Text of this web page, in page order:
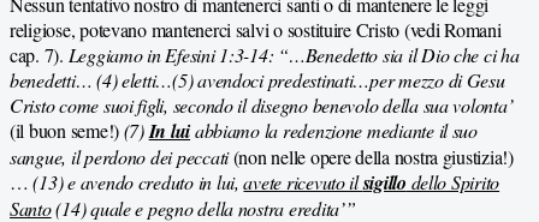
religiose, potevano mantenerci salvi o sostituire Cristo (vedi Romani
cap. 7). Leggiamo in Efesini 1:3-14: “…Benedetto sia il Dio che ci ha
benedetti… (4) eletti…(5) avendoci predestinati…per mezzo di Gesu
Cristo come suoi figli, secondo il disegno benevolo della sua volonta’
(il buon seme!)(7)In luiabbiamo la redenzione mediante il suo
sangue, il perdono dei peccati(non nelle opere della nostra giustizia!)
…(13) e avendo creduto in lui,avete ricevuto ilsigillo dello Spirito
Santo(14) quale e pegno della nostra eredita’”